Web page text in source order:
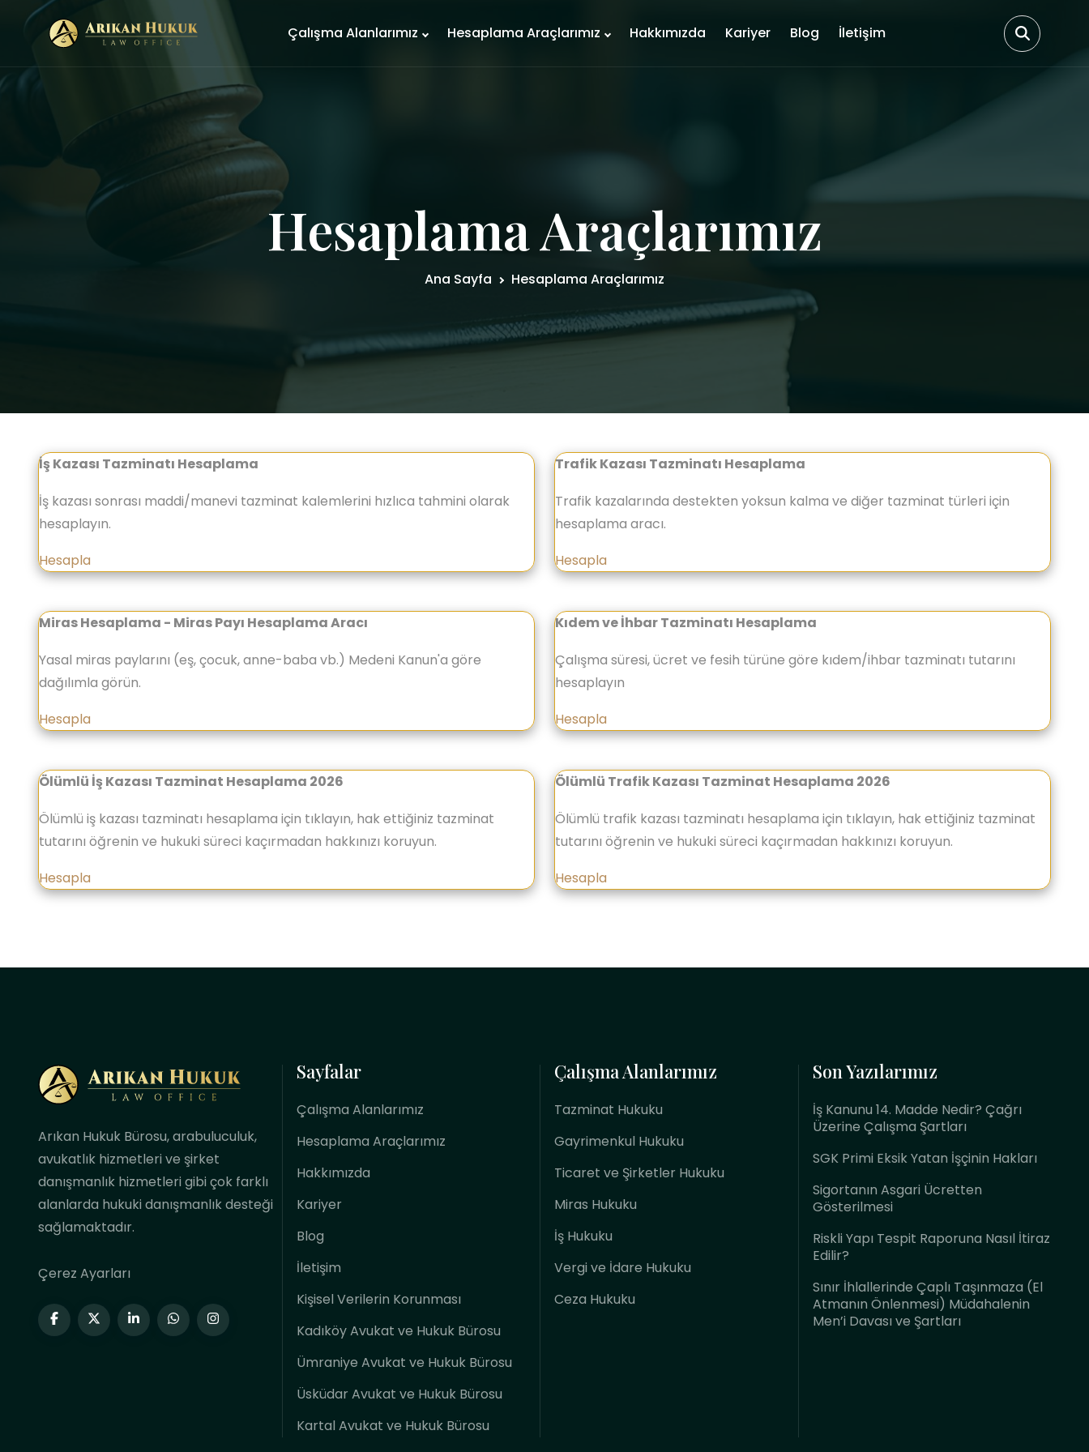
Çalışma Alanlarımız Hesaplama Araçlarımız Hakkımızda Kariyer Blog İletişim
Hesaplama Araçlarımız
Ana Sayfa Hesaplama Araçlarımız
İş Kazası Tazminatı Hesaplama
İş kazası sonrası maddi/manevi tazminat kalemlerini hızlıca tahmini olarak
hesaplayın.
Hesapla
Trafik Kazası Tazminatı Hesaplama
Trafik kazalarında destekten yoksun kalma ve diğer tazminat türleri için
hesaplama aracı.
Hesapla
Miras Hesaplama - Miras Payı Hesaplama Aracı
Yasal miras paylarını (eş, çocuk, anne-baba vb.) Medeni Kanun'a göre
dağılımla görün.
Hesapla
Kıdem ve İhbar Tazminatı Hesaplama
Çalışma süresi, ücret ve fesih türüne göre kıdem/ihbar tazminatı tutarını
hesaplayın
Hesapla
Ölümlü İş Kazası Tazminat Hesaplama 2026
Ölümlü iş kazası tazminatı hesaplama için tıklayın, hak ettiğiniz tazminat
tutarını öğrenin ve hukuki süreci kaçırmadan hakkınızı koruyun.
Hesapla
Ölümlü Trafik Kazası Tazminat Hesaplama 2026
Ölümlü trafik kazası tazminatı hesaplama için tıklayın, hak ettiğiniz tazminat
tutarını öğrenin ve hukuki süreci kaçırmadan hakkınızı koruyun.
Hesapla
Arıkan Hukuk Bürosu, arabuluculuk,
avukatlık hizmetleri ve şirket
danışmanlık hizmetleri gibi çok farklı
alanlarda hukuki danışmanlık desteği
sağlamaktadır.
Çerez Ayarları
Sayfalar
Çalışma Alanlarımız
Hesaplama Araçlarımız
Hakkımızda
Kariyer
Blog
İletişim
Kişisel Verilerin Korunması
Kadıköy Avukat ve Hukuk Bürosu
Ümraniye Avukat ve Hukuk Bürosu
Üsküdar Avukat ve Hukuk Bürosu
Kartal Avukat ve Hukuk Bürosu
Çalışma Alanlarımız
Tazminat Hukuku
Gayrimenkul Hukuku
Ticaret ve Şirketler Hukuku
Miras Hukuku
İş Hukuku
Vergi ve İdare Hukuku
Ceza Hukuku
Son Yazılarımız
İş Kanunu 14. Madde Nedir? Çağrı
Üzerine Çalışma Şartları
SGK Primi Eksik Yatan İşçinin Hakları
Sigortanın Asgari Ücretten
Gösterilmesi
Riskli Yapı Tespit Raporuna Nasıl İtiraz
Edilir?
Sınır İhlallerinde Çaplı Taşınmaza (El
Atmanın Önlenmesi) Müdahalenin
Men’i Davası ve Şartları